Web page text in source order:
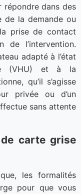
répondre dans des
de la demande ou
prise de contact
de l’intervention.
adapté à l’état
(VHU) et à la
qu’il s’agisse
privée ou d’un
sans attente
carte grise
les formalités
pour que vous